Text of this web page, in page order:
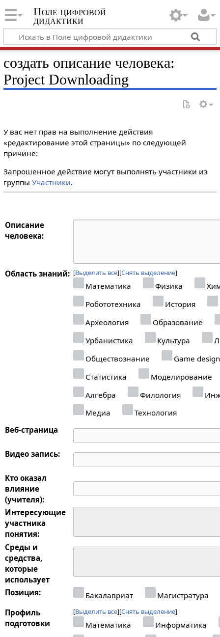
Поле цифровой
дидактики
создать описание человека:
Project Downloading
У вас нет прав на выполнение действия
«редактирование этой страницы» по следующей
причине:
Запрошенное действие могут выполнять участники из
группы Участники.
Описание
человека:
Область знаний: Выделить все Снять выделение
Математика Физика
Робототехника
История
Археология
Образование
Урбанистика
Культура
Обществознание
Game design
Статистика
Моделирование
Алгебра
Филология
Медиа
Технология
Веб-страница
Видео запись:
Кто оказал
влияние
(учителя):
Интересующие
участника
понятия:
Среды и
средства,
которые
использует
Позиция:
Бакалавриат
Магистратура
Профиль
подготовки
Выделить все Снять выделение
Математика
Информатика